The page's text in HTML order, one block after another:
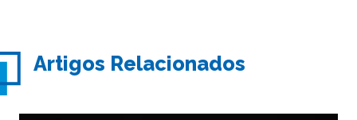
Artigos Relacionados